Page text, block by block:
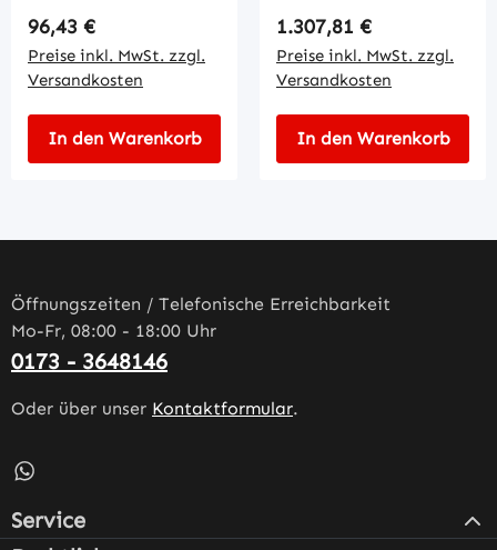
Regulärer Preis:
96,43 €
Preise inkl. MwSt. zzgl.
Versandkosten
In den Warenkorb
Regulärer Preis:
1.307,81 €
Preise inkl. MwSt. zzgl.
Versandkosten
In den Warenkorb
Öffnungszeiten / Telefonische Erreichbarkeit
Mo-Fr, 08:00 - 18:00 Uhr
0173 - 3648146
Oder über unser Kontaktformular.
Schreib uns auf WhatsApp – öffnet in neuem Tab
Service